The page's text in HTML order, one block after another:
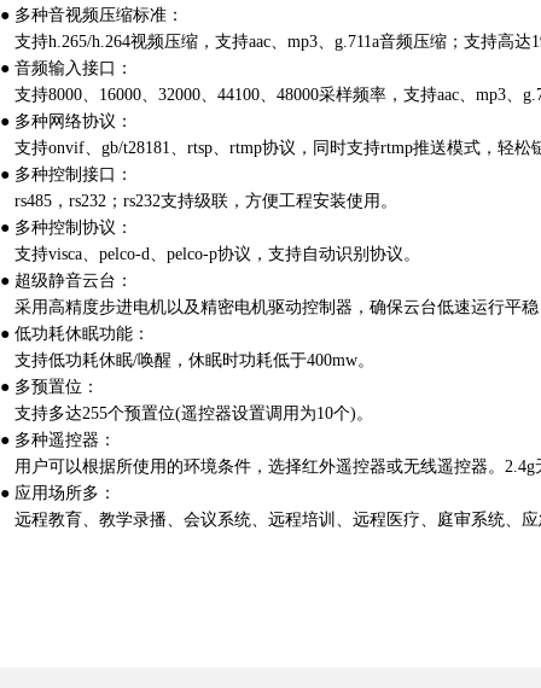
● 多种音视频压缩标准：
支持h.265/h.264视频压缩，支持aac、mp3、g.711a音频压缩；支持高达
● 音频输入接口：
支持8000、16000、32000、44100、48000采样频率，支持aac、mp3、
● 多种网络协议：
支持onvif、gb/t28181、rtsp、rtmp协议，同时支持rtmp推送模式，轻
● 多种控制接口：
rs485，rs232；rs232支持级联，方便工程安装使用。
● 多种控制协议：
支持visca、pelco-d、pelco-p协议，支持自动识别协议。
● 超级静音云台：
采用高精度步进电机以及精密电机驱动控制器，确保云台低速运行平
● 低功耗休眠功能：
支持低功耗休眠/唤醒，休眠时功耗低于400mw。
● 多预置位：
支持多达255个预置位(遥控器设置调用为10个)。
● 多种遥控器：
用户可以根据所使用的环境条件，选择红外遥控器或无线遥控器。
● 应用场所多：
远程教育、教学录播、会议系统、远程培训、远程医疗、庭审系统、